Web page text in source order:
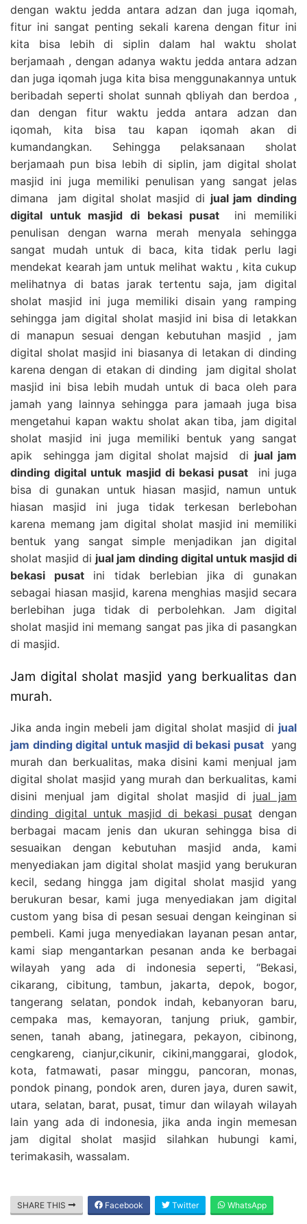
dengan waktu jedda antara adzan dan juga iqomah,
fitur ini sangat penting sekali karena dengan fitur ini
kita bisa lebih di siplin dalam hal waktu sholat
berjamaah , dengan adanya waktu jedda antara adzan
dan juga iqomah juga kita bisa menggunakannya untuk
beribadah seperti sholat sunnah qbliyah dan berdoa ,
dan dengan fitur waktu jedda antara adzan dan
iqomah, kita bisa tau kapan iqomah akan di
kumandangkan. Sehingga pelaksanaan sholat
berjamaah pun bisa lebih di siplin, jam digital sholat
masjid ini juga memiliki penulisan yang sangat jelas
dimana jam digital sholat masjid di jual jam dinding
digital untuk masjid di bekasi pusat
ini memiliki
penulisan dengan warna merah menyala sehingga
sangat mudah untuk di baca, kita tidak perlu lagi
mendekat kearah jam untuk melihat waktu , kita cukup
melihatnya di batas jarak tertentu saja, jam digital
sholat masjid ini juga memiliki disain yang ramping
sehingga jam digital sholat masjid ini bisa di letakkan
di manapun sesuai dengan kebutuhan masjid , jam
digital sholat masjid ini biasanya di letakan di dinding
karena dengan di etakan di dinding jam digital sholat
masjid ini bisa lebih mudah untuk di baca oleh para
jamah yang lainnya sehingga para jamaah juga bisa
mengetahui kapan waktu sholat akan tiba, jam digital
sholat masjid ini juga memiliki bentuk yang sangat
apik sehingga jam digital sholat majsid di jual jam
dinding digital untuk masjid di bekasi pusat ini juga
bisa di gunakan untuk hiasan masjid, namun untuk
hiasan masjid ini juga tidak terkesan berlebohan
karena memang jam digital sholat masjid ini memiliki
bentuk yang sangat simple menjadikan jan digital
sholat masjid di jual jam dinding digital untuk masjid di
bekasi pusatini tidak berlebian jika di gunakan
sebagai hiasan masjid, karena menghias masjid secara
berlebihan juga tidak di perbolehkan. Jam digital
sholat masjid ini memang sangat pas jika di pasangkan
di masjid.
Jam digital sholat masjid yang berkualitas dan
murah.
Jika anda ingin mebeli jam digital sholat masjid di jual
jam dinding digital untuk masjid di bekasi pusatyang
murah dan berkualitas, maka disini kami menjual jam
digital sholat masjid yang murah dan berkualitas, kami
disini menjual jam digital sholat masjid di jual jam
dinding digital untuk masjid di bekasi pusat dengan
berbagai macam jenis dan ukuran sehingga bisa di
sesuaikan dengan kebutuhan masjid anda, kami
menyediakan jam digital sholat masjid yang berukuran
kecil, sedang hingga jam digital sholat masjid yang
berukuran besar, kami juga menyediakan jam digital
custom yang bisa di pesan sesuai dengan keinginan si
pembeli. Kami juga menyediakan layanan pesan antar,
kami siap mengantarkan pesanan anda ke berbagai
wilayah yang ada di indonesia seperti, “Bekasi,
cikarang, cibitung, tambun, jakarta, depok, bogor,
tangerang selatan, pondok indah, kebanyoran baru,
cempaka mas, kemayoran, tanjung priuk, gambir,
senen, tanah abang, jatinegara, pekayon, cibinong,
cengkareng, cianjur,cikunir, cikini,manggarai, glodok,
kota, fatmawati, pasar minggu, pancoran, monas,
pondok pinang, pondok aren, duren jaya, duren sawit,
utara, selatan, barat, pusat, timur dan wilayah wilayah
lain yang ada di indonesia, jika anda ingin memesan
jam digital sholat masjid silahkan hubungi kami,
terimakasih, wassalam.
SHARE THIS Facebook Twitter WhatsApp